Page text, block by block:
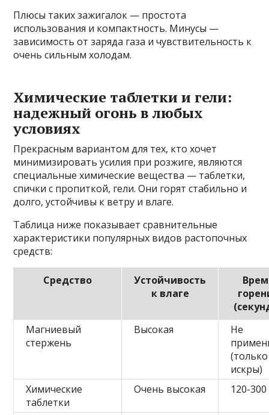
Плюсы таких зажигалок — простота
использования и компактность. Минусы —
зависимость от заряда газа и чувствительность к
очень сильным холодам.
Химические таблетки и гели:
надежный огонь в любых
условиях
Прекрасным вариантом для тех, кто хочет
минимизировать усилия при розжиге, являются
специальные химические вещества — таблетки,
спички с пропиткой, гели. Они горят стабильно и
долго, устойчивы к ветру и влаге.
Таблица ниже показывает сравнительные
характеристики популярных видов растопочных
средств:
Средство
Устойчивость
к влаге
Магниевый
стержень
Высокая
Не
(только
искры)
Химические
таблетки
Очень высокая 120-300